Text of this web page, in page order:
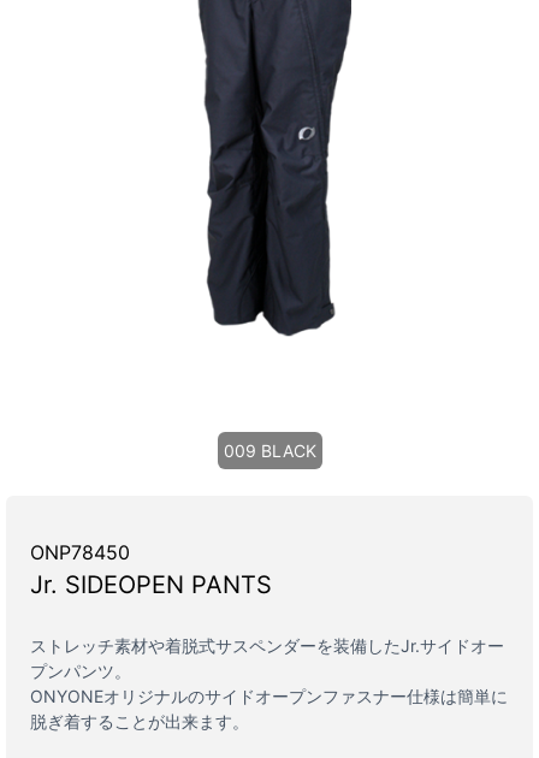
009 BLACK
ONP78450
Jr. SIDEOPEN PANTS
ストレッチ素材や着脱式サスペンダーを装備したJr.サイドオー
プンパンツ。
ONYONEオリジナルのサイドオープンファスナー仕様は簡単に
脱ぎ着することが出来ます。